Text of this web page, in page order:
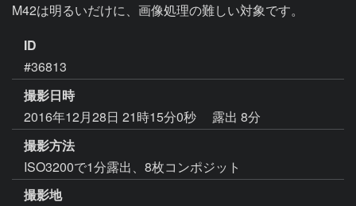
M42は明るいだけに、画像処理の難しい対象です。
ID
#36813
撮影日時
2016年12月28日 21時15分0秒
露出 8分
撮影方法
ISO3200で1分露出、8枚コンポジット
撮影地